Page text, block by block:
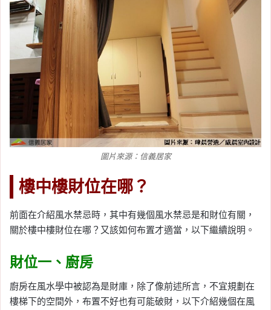
圖片來源：信義居家
樓中樓財位在哪？
前面在介紹風水禁忌時，其中有幾個風水禁忌是和財位有關，
關於樓中樓財位在哪？又該如何布置才適當，以下繼續說明。
財位一、廚房
廚房在風水學中被認為是財庫，除了像前述所言，不宜規劃在
樓梯下的空間外，布置不好也有可能破財，以下介紹幾個在風